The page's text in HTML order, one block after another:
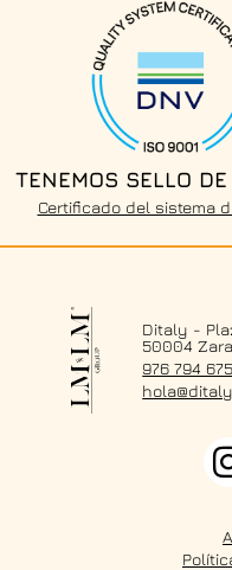
TENEMOS SELLO
Certificado del sistema
Ditaly -
50004
976 794 675